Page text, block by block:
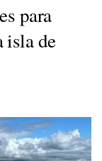
para
isla de